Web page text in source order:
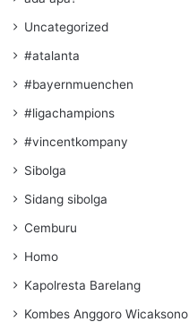
Uncategorized
#atalanta
#bayernmuenchen
#ligachampions
#vincentkompany
Sibolga
Sidang sibolga
Cemburu
Homo
Kapolresta Barelang
Kombes Anggoro Wicaksono